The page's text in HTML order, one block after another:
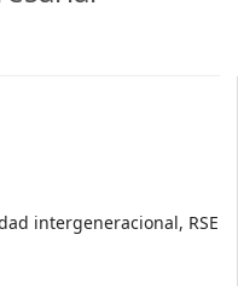
intergeneracional, RSE